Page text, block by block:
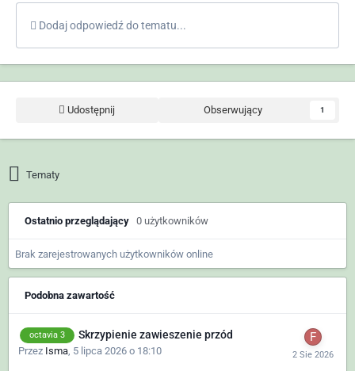
Dodaj odpowiedź do tematu...
Udostępnij Obserwujący 1
Tematy
Ostatnio przeglądający 0 użytkowników
Brak zarejestrowanych użytkowników online
Podobna zawartość
octavia 3 Skrzypienie zawieszenie przód
Przez Isma, 5 lipca 2026 o 18:10